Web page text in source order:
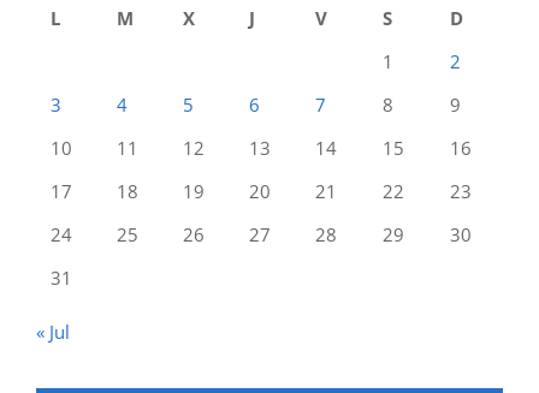
L
M X J V S
D
1
2
3
4 5 6 7 8
9
10
11 12 13 14 15
16
17
18 19 20 21 22
23
24
25 26 27 28 29
30
31
« Jul